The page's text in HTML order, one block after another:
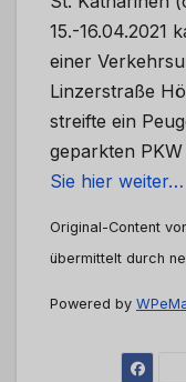
15.-16.04.2021
einer
Linzerstraße
streifte ein
geparkten
Sie hier weiter…
Original-Content
übermittelt durch
Powered by